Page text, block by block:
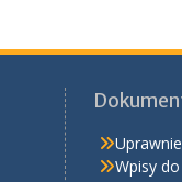
Wpisy